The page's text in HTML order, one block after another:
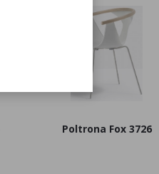
Poltrona Fox 3726